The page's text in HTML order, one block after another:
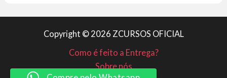
Copyright © 2026 ZCURSOS OFICIAL
Como é feito a Entrega?
Sobre nós